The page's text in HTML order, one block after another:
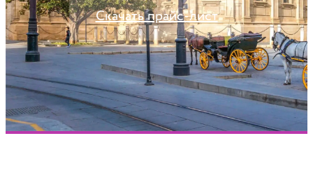
Скачать прайс-лист